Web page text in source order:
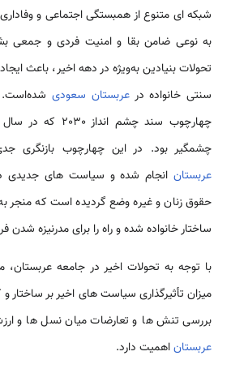
شبکه ای متنوع از همبستگی اجتماعی و
به نوعی ضامن بقا و امنیت فردی و جمعی
تحولات بنیادین به‌ویژه در دهه اخیر، باعث
سنتی خانواده درعربستان سعودیشده‌است.
چشمگیر بود. در این چهارچوب بازنگری
عربستان انجام شده و سیاست های جدیدی
حقوق زنان و غیره وضع گردیده است که منجر
ساختار خانواده شده و راه را برای مدرنیزه شدن
با توجه به تحولات اخیر در جامعه عربستان،
میزان تأثیرگذاری سیاست های اخیر بر ساختار و
بررسی تنش ها و تعارضات میان نسل ها و
عربستاناهمیت دارد.